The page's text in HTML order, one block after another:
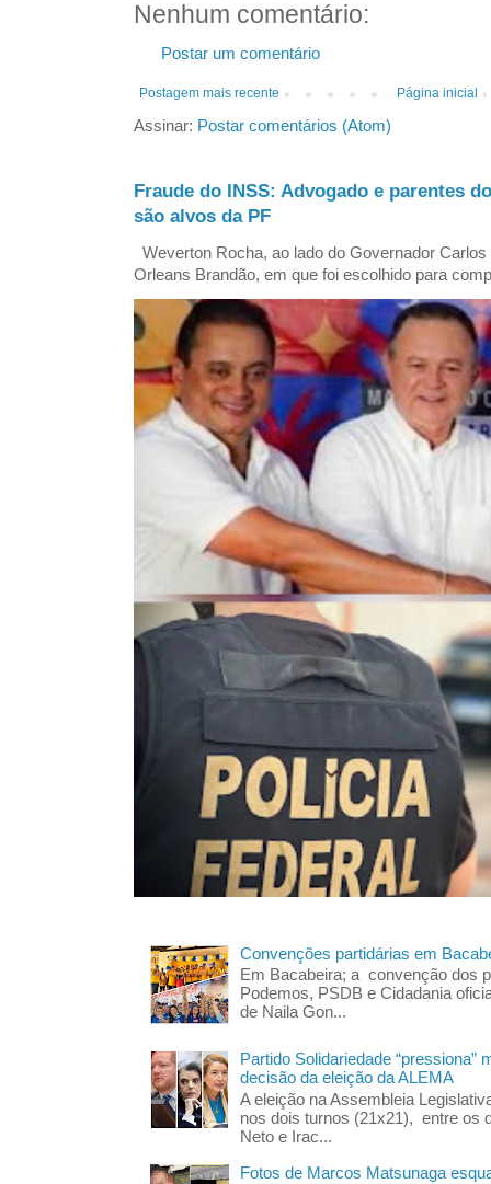
Nenhum comentário:
Postar um comentário
Postagem mais recente Página inicial
Assinar: Postar comentários (Atom)
Fraude do INSS: Advogado e parentes
são alvos da PF
Weverton Rocha, ao lado do Governador
Orleans Brandão, em que foi escolhido para
Convenções partidárias em
Em Bacabeira; a convenção dos
Podemos, PSDB e Cidadania
de Naila Gon...
Partido Solidariedade “pressiona”
decisão da eleição da ALEMA
A eleição na Assembleia
nos dois turnos (21x21), entre os
Neto e Irac...
Fotos de Marcos Matsunaga